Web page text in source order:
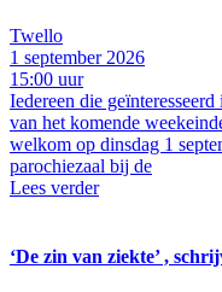
Twello
1 september 2026
15:00 uur
Iedereen die
van het komende
welkom op dinsdag 1
parochiezaal bij de
Lees verder
‘De zin van ziekte’ ,